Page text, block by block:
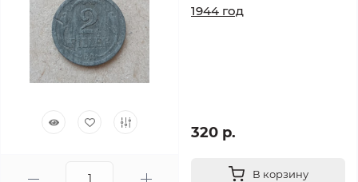
1944 год
320 р.
В корзину